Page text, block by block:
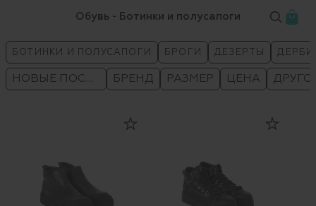
Обувь - Ботинки и полусапоги
БОТИНКИ И ПОЛУСАПОГИ БРОГИ ДЕЗЕРТЫ ДЕРБИ
НОВЫЕ ПОСТУПЛЕНИЯ БРЕНД РАЗМЕР ЦЕНА